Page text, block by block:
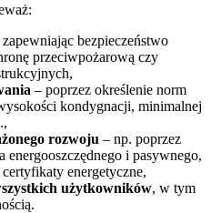
zapewniając bezpieczeństwo
przeciwpożarową czy
– poprzez określenie norm
kondygnacji, minimalnej
rozwoju – np. poprzez
energooszczędnego i pasywnego,
energetyczne,
użytkowników, w tym